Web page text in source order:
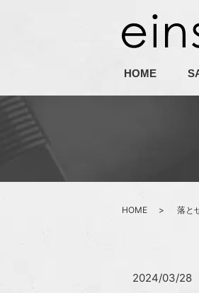
HOME
HOME 落と
2024/03/28